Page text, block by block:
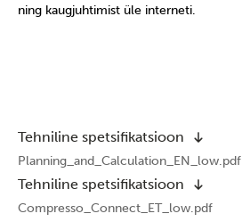
ning kaugjuhtimist üle interneti.
Tehniline spetsifikatsioon
Planning_and_Calculation_EN_low.pdf
Tehniline spetsifikatsioon
Compresso_Connect_ET_low.pdf